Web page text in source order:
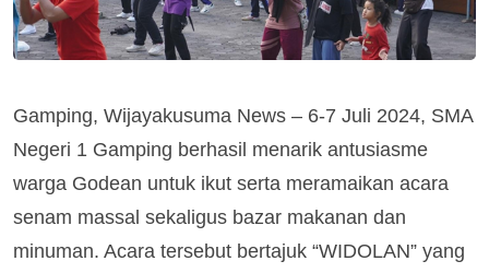
Gamping, Wijayakusuma News – 6-7 Juli 2024, SMA
Negeri 1 Gamping berhasil menarik antusiasme
warga Godean untuk ikut serta meramaikan acara
senam massal sekaligus bazar makanan dan
minuman. Acara tersebut bertajuk “WIDOLAN” yang